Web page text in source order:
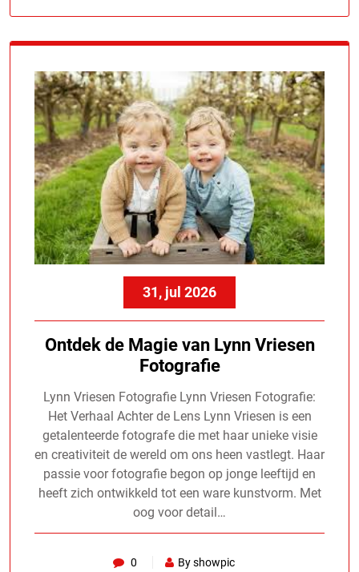
31, jul 2026
Ontdek de Magie van Lynn Vriesen
Fotografie
Lynn Vriesen Fotografie Lynn Vriesen Fotografie:
Het Verhaal Achter de Lens Lynn Vriesen is een
getalenteerde fotografe die met haar unieke visie
en creativiteit de wereld om ons heen vastlegt. Haar
passie voor fotografie begon op jonge leeftijd en
heeft zich ontwikkeld tot een ware kunstvorm. Met
oog voor detail…
0 By showpic